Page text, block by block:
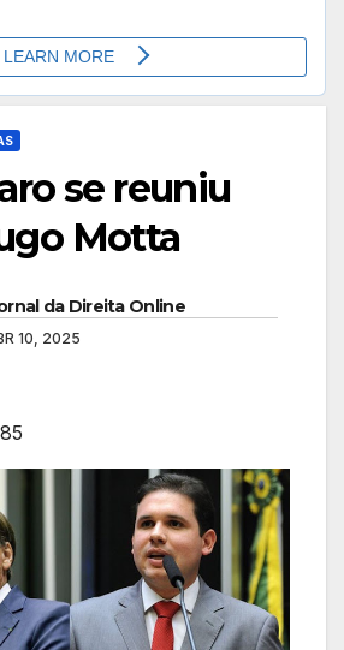
se reuniu
Motta
da Direita Online
10, 2025
85